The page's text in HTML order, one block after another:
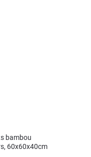
bambou
60x60x40cm